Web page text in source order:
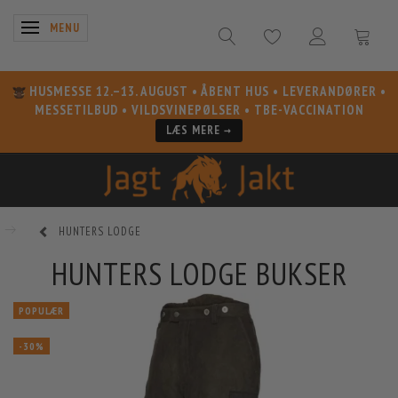
SKIFTE NAVIGATION
MENU
HUSMESSE 12.–13. AUGUST • ÅBENT HUS • LEVERANDØRER •
MESSETILBUD • VILDSVINEPØLSER • TBE-VACCINATION
LÆS MERE →
HUNTERS LODGE
HUNTERS LODGE BUKSER
POPULÆR
-30%